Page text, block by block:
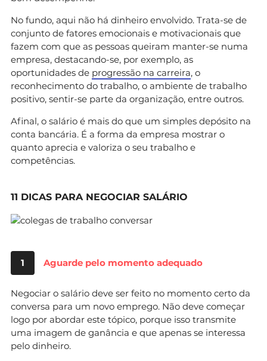
No fundo, aqui não há dinheiro envolvido. Trata-se de
conjunto de fatores emocionais e motivacionais que
fazem com que as pessoas queiram manter-se numa
empresa, destacando-se, por exemplo, as
oportunidades de progressão na carreira, o
reconhecimento do trabalho, o ambiente de trabalho
positivo, sentir-se parte da organização, entre outros.
Afinal, o salário é mais do que um simples depósito na
conta bancária. É a forma da empresa mostrar o
quanto aprecia e valoriza o seu trabalho e
competências.
11 DICAS PARA NEGOCIAR SALÁRIO
1 Aguarde pelo momento adequado
Negociar o salário deve ser feito no momento certo da
conversa para um novo emprego. Não deve começar
logo por abordar este tópico, porque isso transmite
uma imagem de ganância e que apenas se interessa
pelo dinheiro.